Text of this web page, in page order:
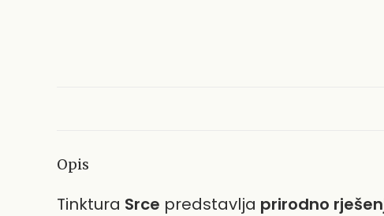
Opis
Tinktura Srce predstavlja prirodno